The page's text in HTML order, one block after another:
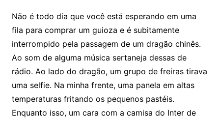
Não é todo dia que você está esperando em uma
fila para comprar um guioza e é subitamente
interrompido pela passagem de um dragão chinês.
Ao som de alguma música sertaneja dessas de
rádio. Ao lado do dragão, um grupo de freiras tirava
uma selfie. Na minha frente, uma panela em altas
temperaturas fritando os pequenos pastéis.
Enquanto isso, um cara com a camisa do Inter de